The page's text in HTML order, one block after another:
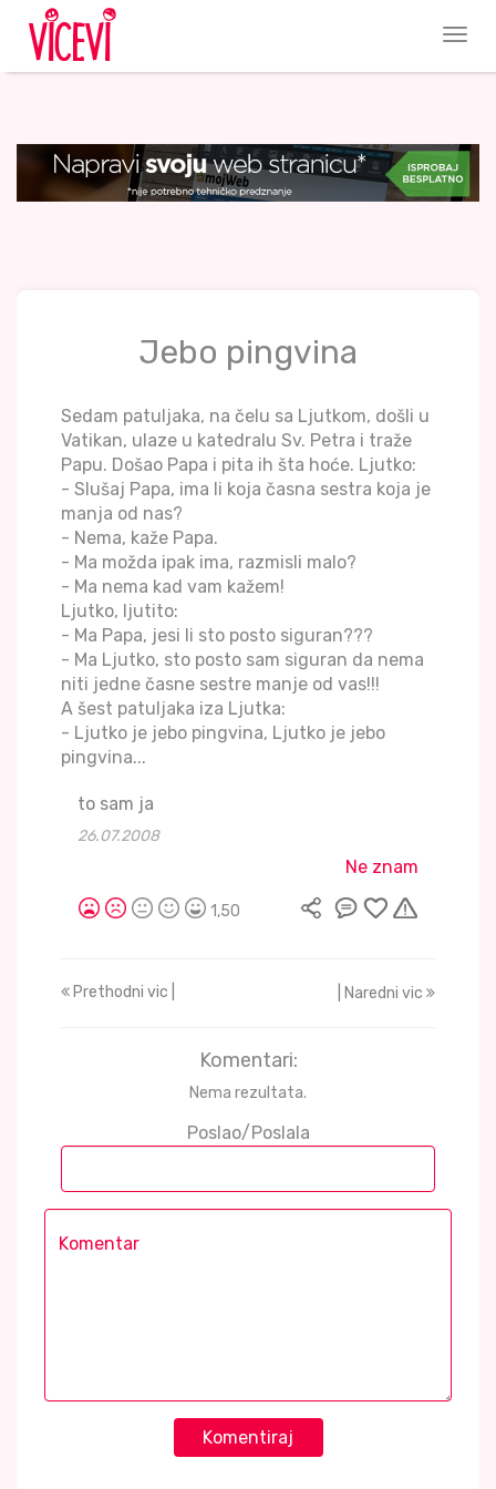
Jebo pingvina
Sedam patuljaka, na čelu sa Ljutkom, došli u
Vatikan, ulaze u katedralu Sv. Petra i traže
Papu. Došao Papa i pita ih šta hoće. Ljutko:
- Slušaj Papa, ima li koja časna sestra koja je
manja od nas?
- Nema, kaže Papa.
- Ma možda ipak ima, razmisli malo?
- Ma nema kad vam kažem!
Ljutko, ljutito:
- Ma Papa, jesi li sto posto siguran???
- Ma Ljutko, sto posto sam siguran da nema
niti jedne časne sestre manje od vas!!!
A šest patuljaka iza Ljutka:
- Ljutko je jebo pingvina, Ljutko je jebo
pingvina...
to sam ja
26.07.2008
Ne znam
1,50
Prethodni vic | | Naredni vic
Komentari:
Nema rezultata.
Poslao/Poslala
Komentiraj